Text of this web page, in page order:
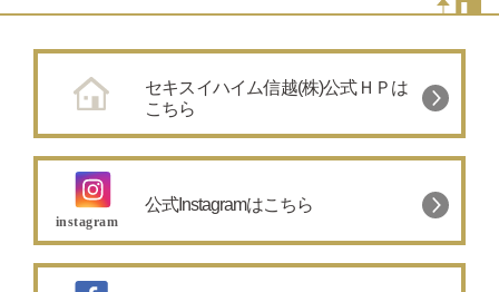
セキスイハイム信越(株)公式ＨＰは
こちら
公式Instagramはこちら